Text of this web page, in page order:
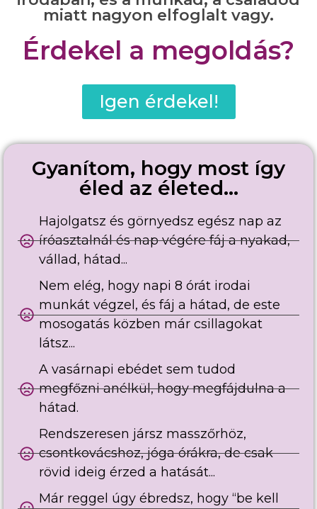
miatt nagyon elfoglalt vagy.
Érdekel a megoldás?
Igen érdekel!
Gyanítom, hogy most így
éled az életed...
Hajolgatsz és görnyedsz egész nap az
íróasztalnál és nap végére fáj a nyakad,
vállad, hátad...
Nem elég, hogy napi 8 órát irodai
munkát végzel, és fáj a hátad, de este
mosogatás közben már csillagokat
látsz...
A vasárnapi ebédet sem tudod
megfőzni anélkül, hogy megfájdulna a
hátad.
Rendszeresen jársz masszőrhöz,
csontkovácshoz, jóga órákra, de csak
rövid ideig érzed a hatását...
Már reggel úgy ébredsz, hogy “be kell